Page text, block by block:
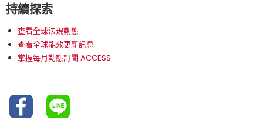
持續探索
查看全球法規動態
查看全球能效更新訊息
掌握每月動態訂閱 ACCESS